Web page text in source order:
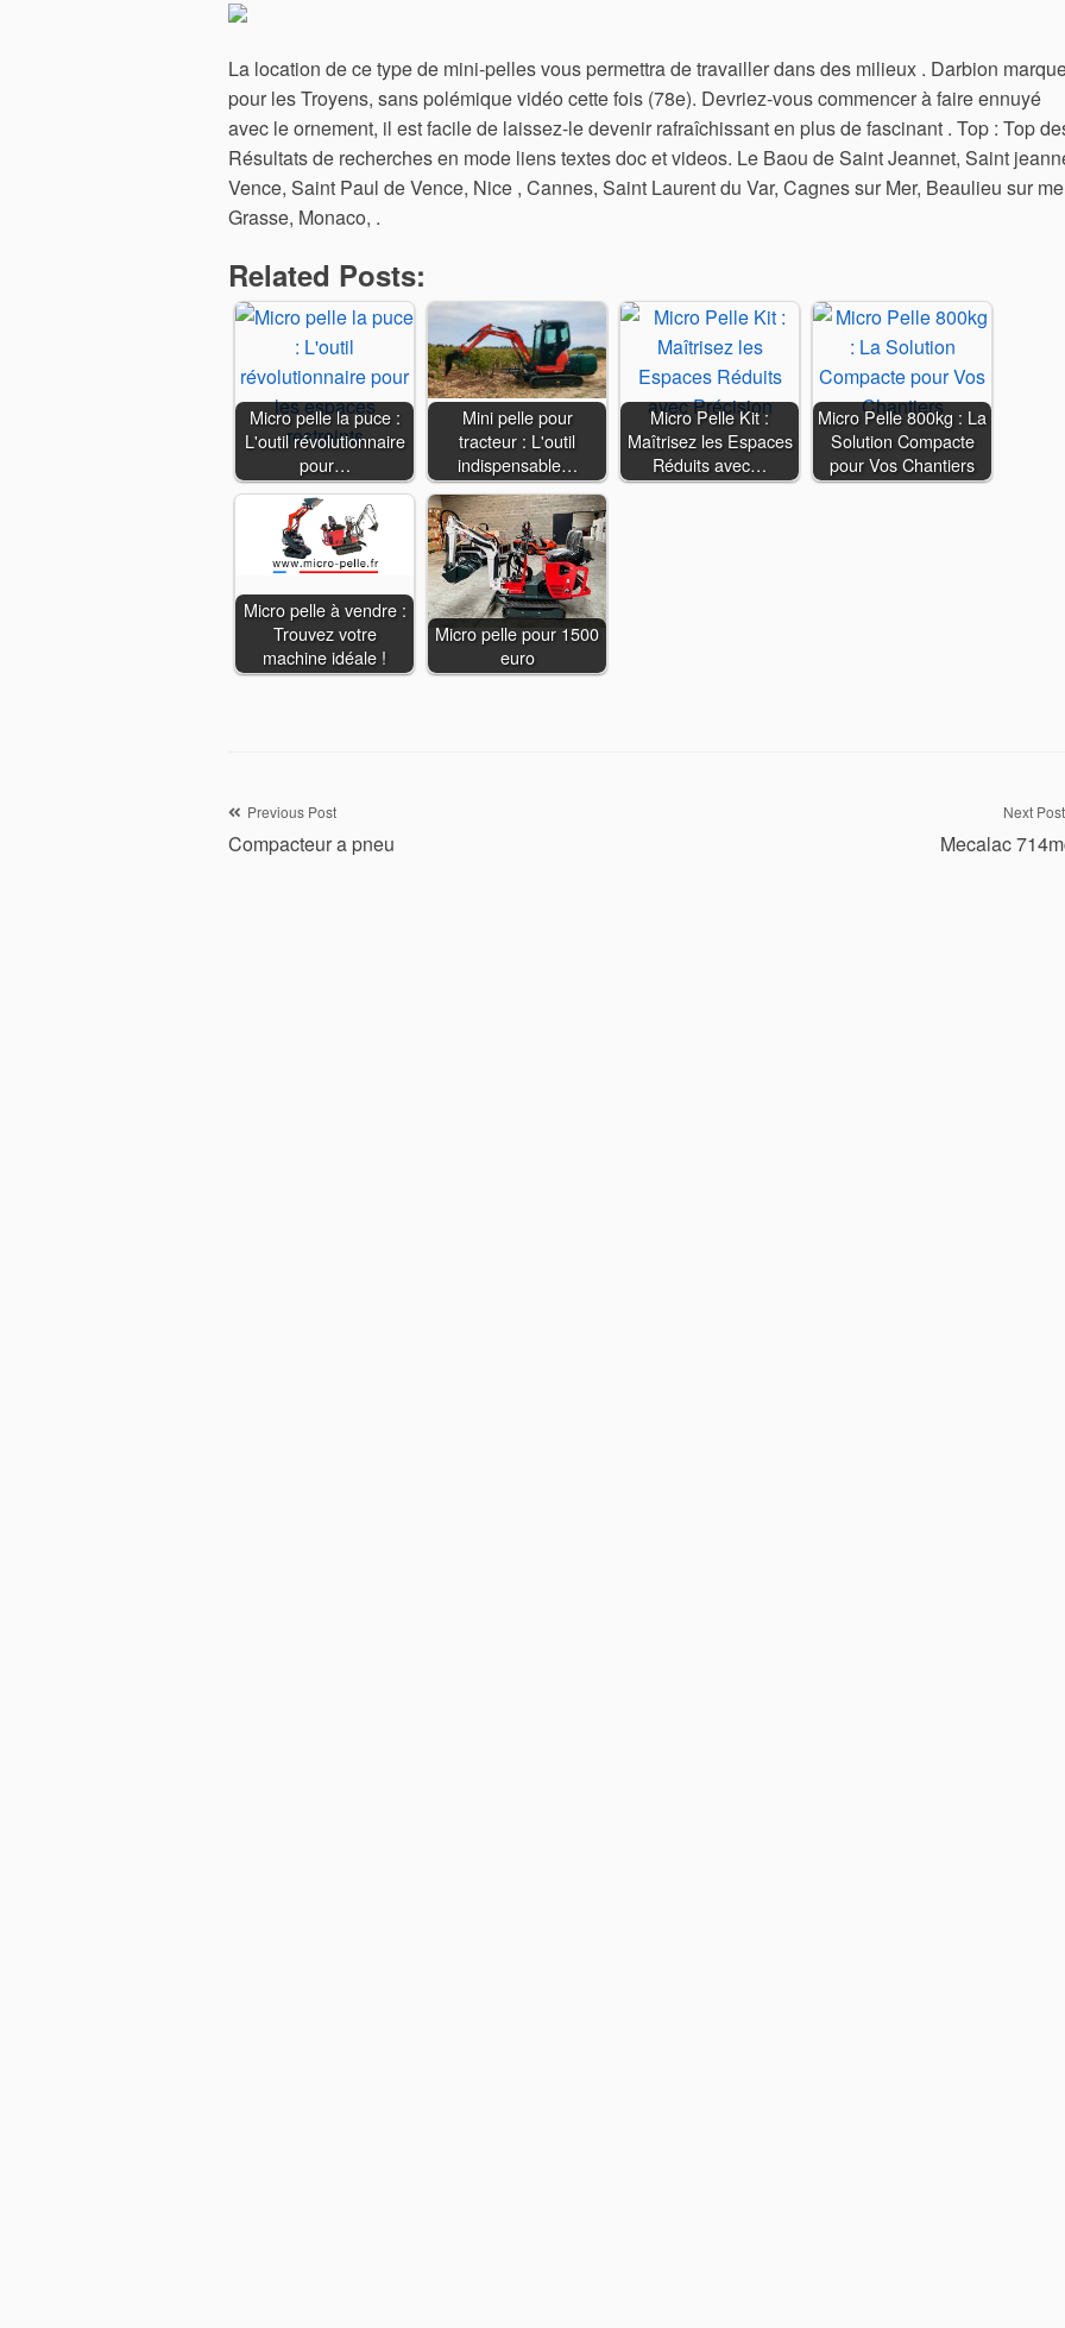
La location de ce type de mini-pelles vous permettra de travailler dans des milieux . Darbion
pour les Troyens, sans polémique vidéo cette fois (78e). Devriez-vous commencer à faire ennuyé
avec le ornement, il est facile de laissez-le devenir rafraîchissant en plus de fascinant . Top : Top
Résultats de recherches en mode liens textes doc et videos. Le Baou de Saint Jeannet, Saint
Vence, Saint Paul de Vence, Nice , Cannes, Saint Laurent du Var, Cagnes sur Mer, Beaulieu sur
Grasse, Monaco, .
Related Posts:
Micro pelle la puce :
L'outil révolutionnaire
pour…
Mini pelle pour
tracteur : L'outil
indispensable…
Micro Pelle Kit :
Maîtrisez les Espaces
Réduits avec…
Micro Pelle 800kg : La
Solution Compacte
pour Vos Chantiers
Micro pelle à vendre :
Trouvez votre
machine idéale !
Micro pelle pour 1500
euro
Navigation
Previous Post
Compacteur a pneu
Next Post
Mecalac